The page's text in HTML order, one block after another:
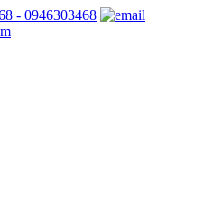
- 0946303468